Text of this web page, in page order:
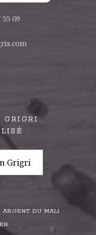
55 09
GRIGRI
Grigri
DU MALI